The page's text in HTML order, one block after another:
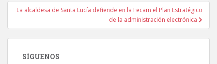
La alcaldesa de Santa Lucía defiende en la Fecam el Plan Estratégico
de la administración electrónica
SÍGUENOS